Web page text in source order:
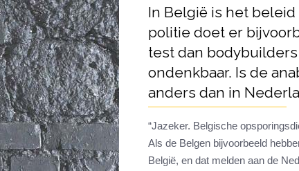
In België is het
politie doet er
test dan
ondenkbaar. Is de
anders dan in
“Jazeker. Belgische
Als de Belgen bijvoorbeeld
België, en dat melden aan de